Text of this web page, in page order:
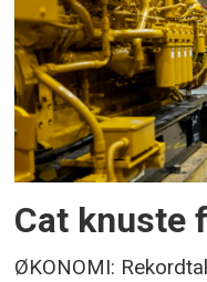
Cat knuste
ØKONOMI: